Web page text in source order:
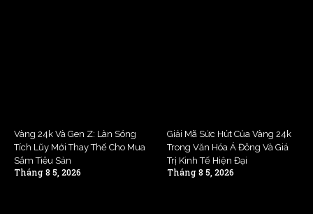
Vàng 24k Và Gen Z: Làn Sóng
Tích Lũy Mới Thay Thế Cho Mua
Sắm Tiêu Sản
Tháng 8 5, 2026
Giải Mã Sức Hút Của Vàng 24k
Trong Văn Hóa Á Đông Và Giá
Trị Kinh Tế Hiện Đại
Tháng 8 5, 2026